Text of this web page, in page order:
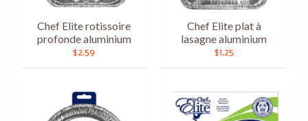
Chef Elite rotissoire
profonde aluminium
$2.59
Chef Elite plat à
lasagne aluminium
$1.25